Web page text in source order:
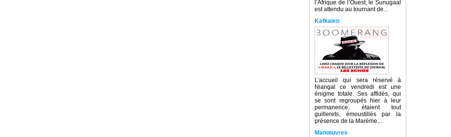
l’Afrique de l’Ouest, le Sunugaal
est attendu au tournant de...
Kafkaïen
L’accueil qui sera réservé à
Niangal ce vendredi est une
énigme totale. Ses affidés, qui
se sont regroupés hier à leur
permanence, étaient tout
guillerets, émoustillés par la
présence de la Marème...
Manœuvres